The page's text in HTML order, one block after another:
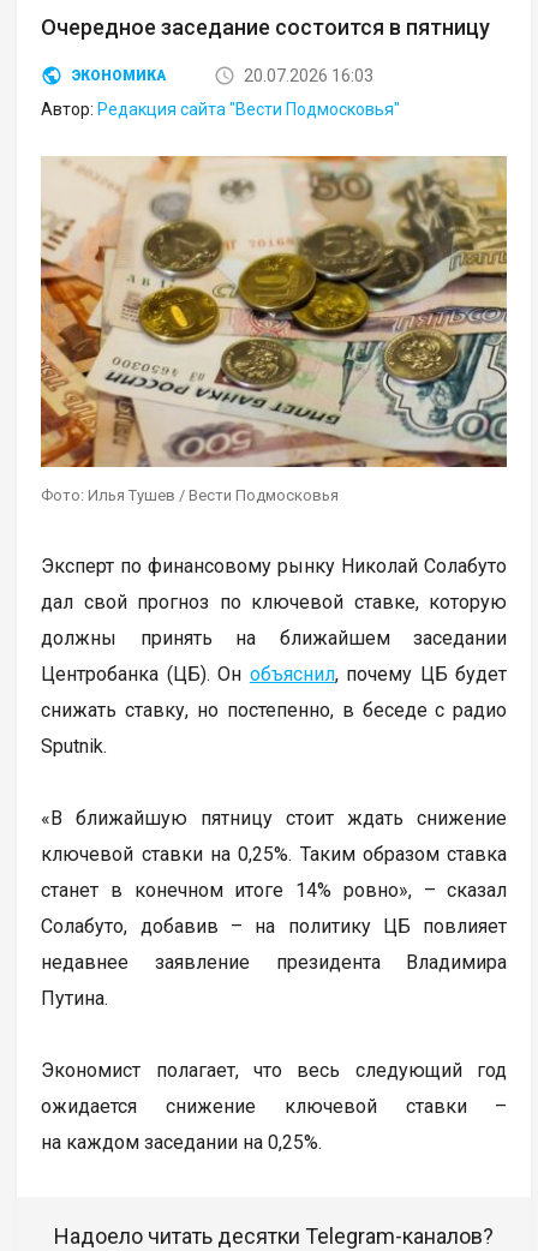
Очередное заседание состоится в пятницу
ЭКОНОМИКА
20.07.2026 16:03
Автор: Редакция сайта "Вести Подмосковья"
Фото: Илья Тушев / Вести Подмосковья
Эксперт по финансовому рынку Николай Солабуто
дал свой прогноз по ключевой ставке, которую
должны принять на ближайшем заседании
Центробанка (ЦБ). Он объяснил, почему ЦБ будет
снижать ставку, но постепенно, в беседе с радио
Sputnik.
«В ближайшую пятницу стоит ждать снижение
ключевой ставки на 0,25%. Таким образом ставка
станет в конечном итоге 14% ровно», – сказал
Солабуто, добавив – на политику ЦБ повлияет
недавнее заявление президента Владимира
Путина.
Экономист полагает, что весь следующий год
ожидается снижение ключевой ставки –
на каждом заседании на 0,25%.
Надоело читать десятки Telegram-каналов?